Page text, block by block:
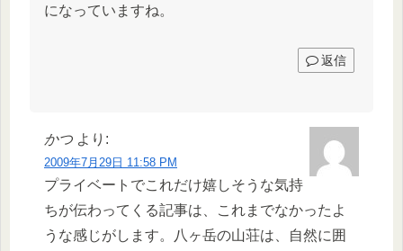
になっていますね。
返信
かつ より:
2009年7月29日 11:58 PM
プライベートでこれだけ嬉しそうな気持
ちが伝わってくる記事は、これまでなかったよ
うな感じがします。八ヶ岳の山荘は、自然に囲